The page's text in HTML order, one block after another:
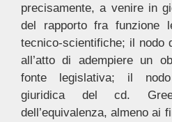
precisamente, a venire in
del rapporto fra funzione
tecnico-scientifiche; il nodo
all’atto di adempiere un
fonte legislativa; il
giuridica del cd.
dell’equivalenza, almeno ai